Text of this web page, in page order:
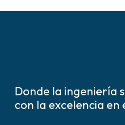
Donde la ingeniería
con la excelencia en